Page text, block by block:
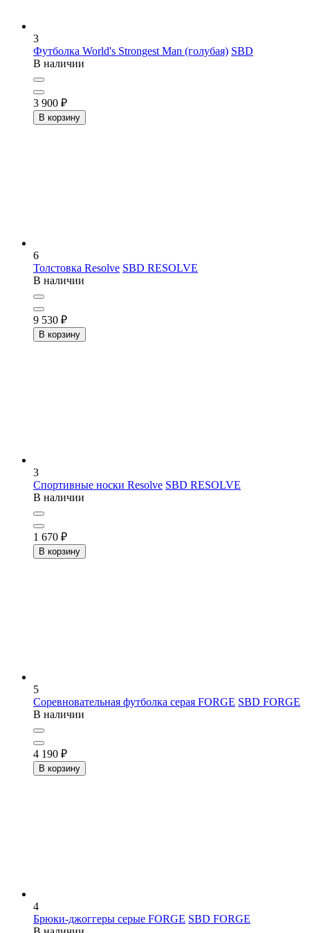
3
Футболка World's Strongest Man (голубая) SBD
В наличии
3 900 ₽
В корзину
6
Толстовка Resolve SBD RESOLVE
В наличии
9 530 ₽
В корзину
3
Спортивные носки Resolve SBD RESOLVE
В наличии
1 670 ₽
В корзину
5
Соревновательная футболка серая FORGE SBD FORGE
В наличии
4 190 ₽
В корзину
4
Брюки-джоггеры серые FORGE SBD FORGE